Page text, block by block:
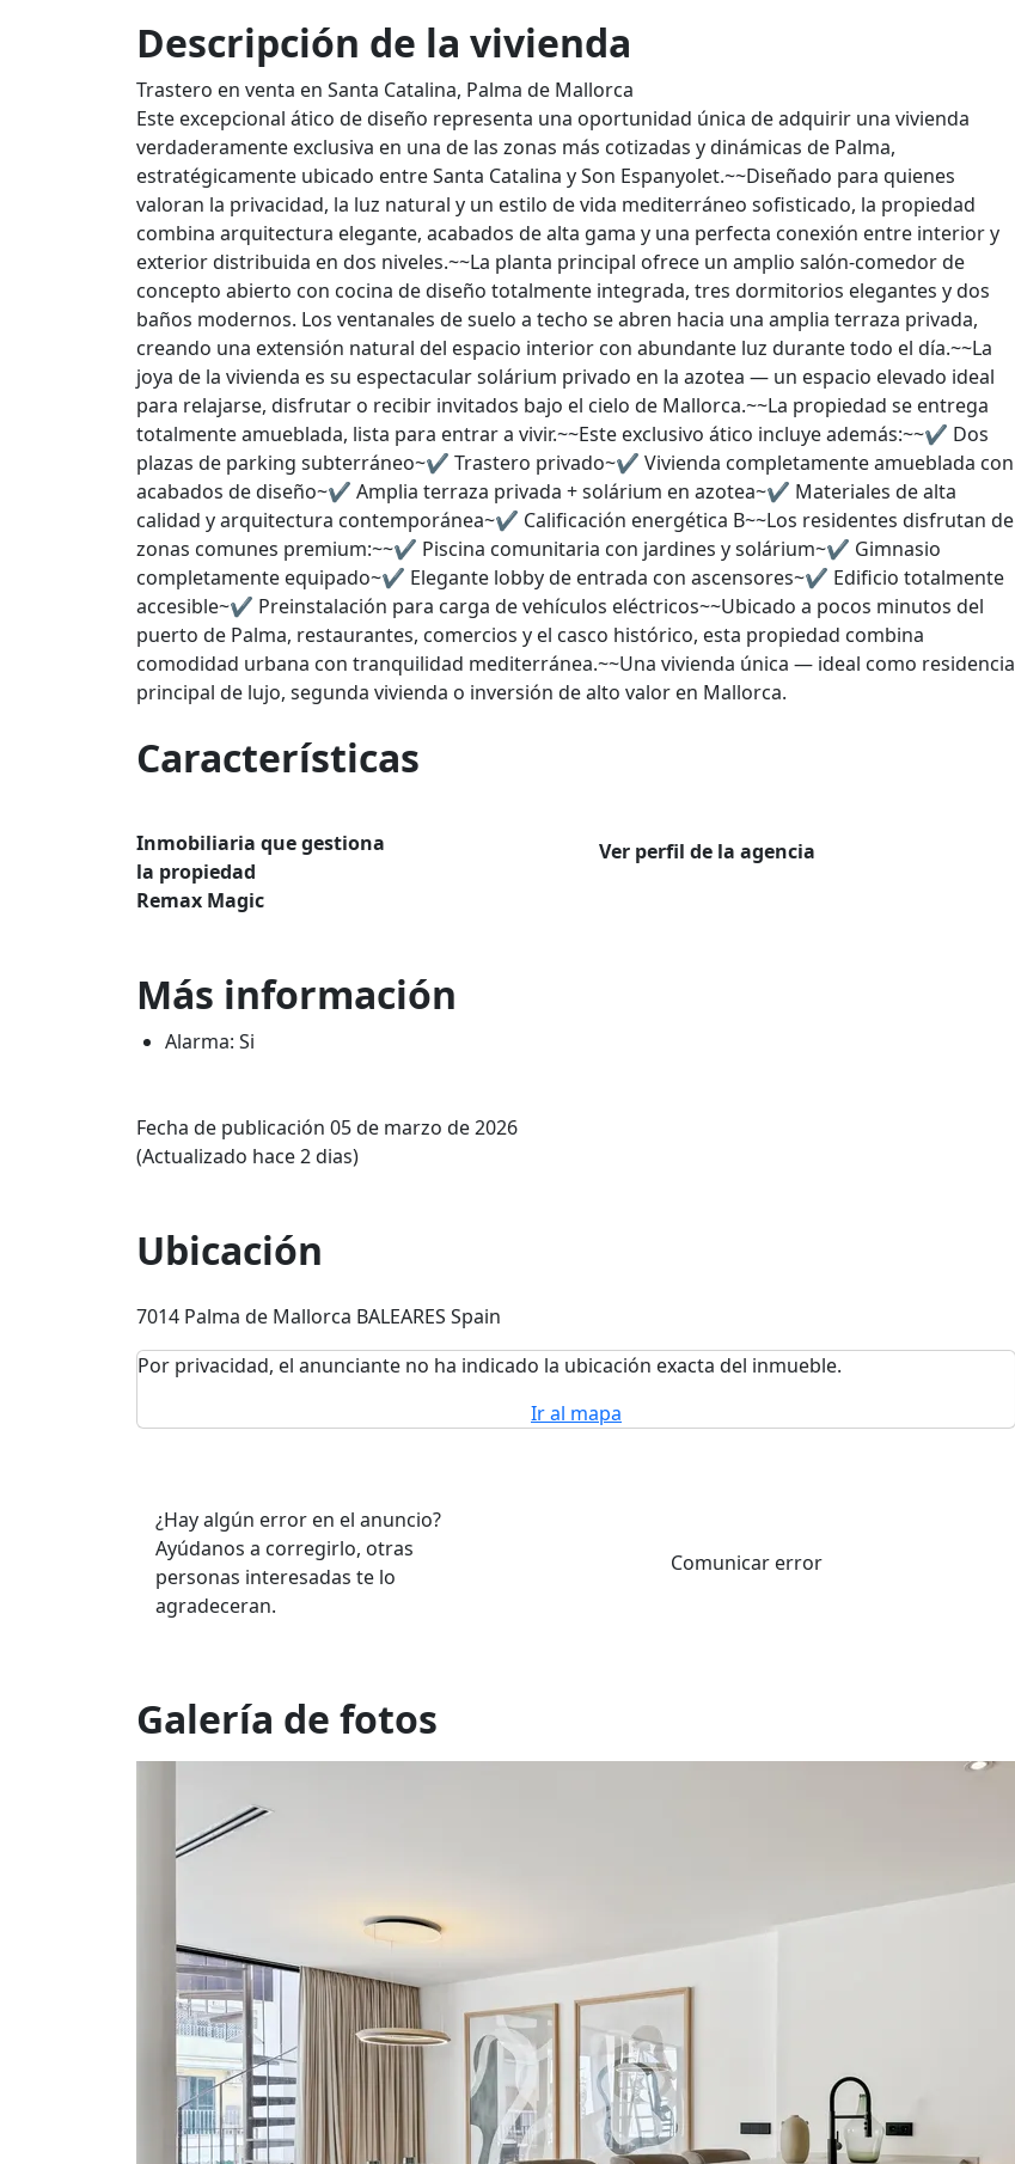
Descripción de la vivienda
Trastero en venta en Santa Catalina, Palma de Mallorca
Este excepcional ático de diseño representa una oportunidad única de adquirir una vivienda
verdaderamente exclusiva en una de las zonas más cotizadas y dinámicas de Palma,
estratégicamente ubicado entre Santa Catalina y Son Espanyolet.~~Diseñado para quienes
valoran la privacidad, la luz natural y un estilo de vida mediterráneo sofisticado, la propiedad
combina arquitectura elegante, acabados de alta gama y una perfecta conexión entre interior y
exterior distribuida en dos niveles.~~La planta principal ofrece un amplio salón-comedor de
concepto abierto con cocina de diseño totalmente integrada, tres dormitorios elegantes y dos
baños modernos. Los ventanales de suelo a techo se abren hacia una amplia terraza privada,
creando una extensión natural del espacio interior con abundante luz durante todo el día.~~La
joya de la vivienda es su espectacular solárium privado en la azotea — un espacio elevado ideal
para relajarse, disfrutar o recibir invitados bajo el cielo de Mallorca.~~La propiedad se entrega
totalmente amueblada, lista para entrar a vivir.~~Este exclusivo ático incluye además:~~✔ Dos
plazas de parking subterráneo~✔ Trastero privado~✔ Vivienda completamente amueblada con
acabados de diseño~✔ Amplia terraza privada + solárium en azotea~✔ Materiales de alta
calidad y arquitectura contemporánea~✔ Calificación energética B~~Los residentes disfrutan de
zonas comunes premium:~~✔ Piscina comunitaria con jardines y solárium~✔ Gimnasio
completamente equipado~✔ Elegante lobby de entrada con ascensores~✔ Edificio totalmente
accesible~✔ Preinstalación para carga de vehículos eléctricos~~Ubicado a pocos minutos del
puerto de Palma, restaurantes, comercios y el casco histórico, esta propiedad combina
comodidad urbana con tranquilidad mediterránea.~~Una vivienda única — ideal como residencia
principal de lujo, segunda vivienda o inversión de alto valor en Mallorca.
Características
Inmobiliaria que gestiona
la propiedad
Remax Magic
Ver perfil de la agencia
Más información
Alarma: Si
Fecha de publicación 05 de marzo de 2026
(Actualizado hace 2 dias)
Ubicación
7014 Palma de Mallorca BALEARES Spain
Por privacidad, el anunciante no ha indicado la ubicación exacta del inmueble.
Ir al mapa
¿Hay algún error en el anuncio?
Ayúdanos a corregirlo, otras
personas interesadas te lo
agradeceran.
Comunicar error
Galería de fotos